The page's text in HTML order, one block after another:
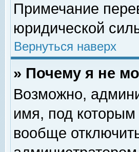
Примечание
юридической
Вернуться наверх
» Почему я не
Возможно,
имя, под которым
вообще